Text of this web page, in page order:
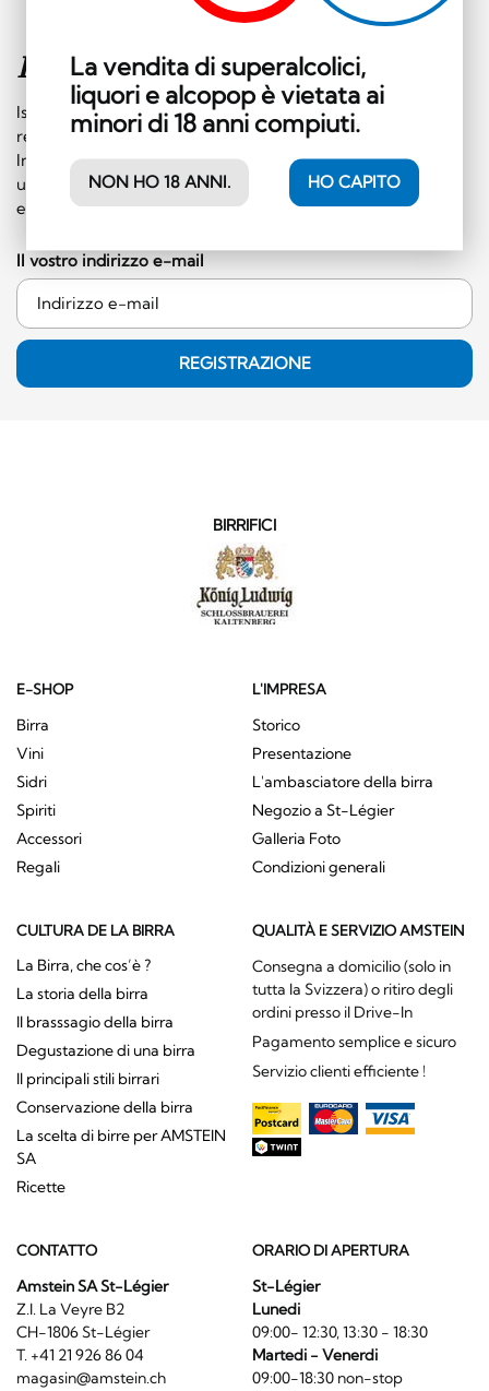
La vendita di superalcolici,
liquori e alcopop è vietata ai
minori di 18 anni compiuti.
NON HO 18 ANNI. HO CAPITO
Iscriviti allanewsletter
Iscrivetevi subito alla nostra newsletter e riceverete
regolarmente informazioni su eventi e offerte speciali.
Inoltre, riceverete un buono da 10 franchi svizzeri da
utilizzare in negozio (ordine minimo di 50 franchi svizzeri,
esclusa la categoria dei superalcolici)!
Il vostro indirizzo e-mail
REGISTRAZIONE
BIRRIFICI
E-SHOP
Birra
Vini
Sidri
Spiriti
Accessori
Regali
L'IMPRESA
Storico
Presentazione
L'ambasciatore della birra
Negozio a St-Légier
Galleria Foto
Condizioni generali
CULTURA DE LA BIRRA
La Birra, che cos’è ?
La storia della birra
Il brasssagio della birra
Degustazione di una birra
Il principali stili birrari
Conservazione della birra
La scelta di birre per AMSTEIN
SA
Ricette
QUALITÀ E SERVIZIO AMSTEIN
Consegna a domicilio (solo in
tutta la Svizzera) o ritiro degli
ordini presso il Drive-In
Pagamento semplice e sicuro
Servizio clienti efficiente !
CONTATTO
Amstein SA St-Légier
Z.I. La Veyre B2
CH-1806 St-Légier
T. +41 21 926 86 04
magasin@amstein.ch
ORARIO DI APERTURA
St-Légier
Lunedi
09:00- 12:30, 13:30 - 18:30
Martedi - Venerdi
09:00-18:30 non-stop